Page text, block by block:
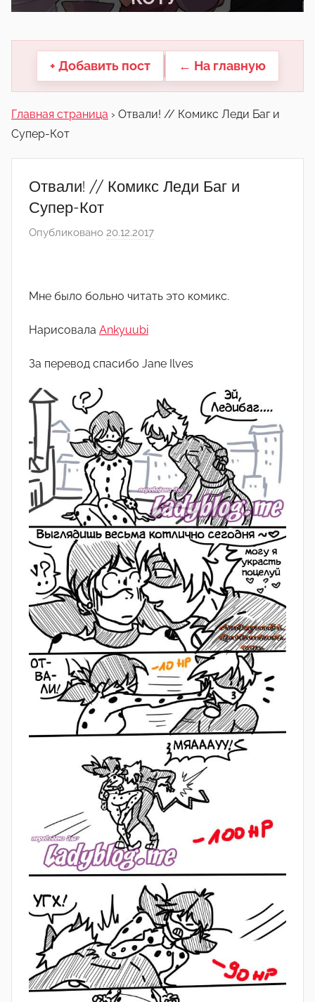
другие.
+ Добавить пост ← На главную
Главная страница › Отвали! // Комикс Леди Баг и
Супер-Кот
Отвали! // Комикс Леди Баг и
Супер-Кот
Опубликовано 20.12.2017
А
т
ё
м
Мне было больно читать это комикс.
Нарисовала Ankyuubi
За перевод спасибо Jane Ilves